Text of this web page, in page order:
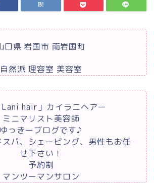
口県 岩国市 南岩国町
自然派 理容室 美容室
Lani hair」カイラニヘアー
ミニマリスト美容師
ゆっきーブログです♪
パ、シェービング、男性もお任
せ下さい！
予約制
マンツーマンサロン